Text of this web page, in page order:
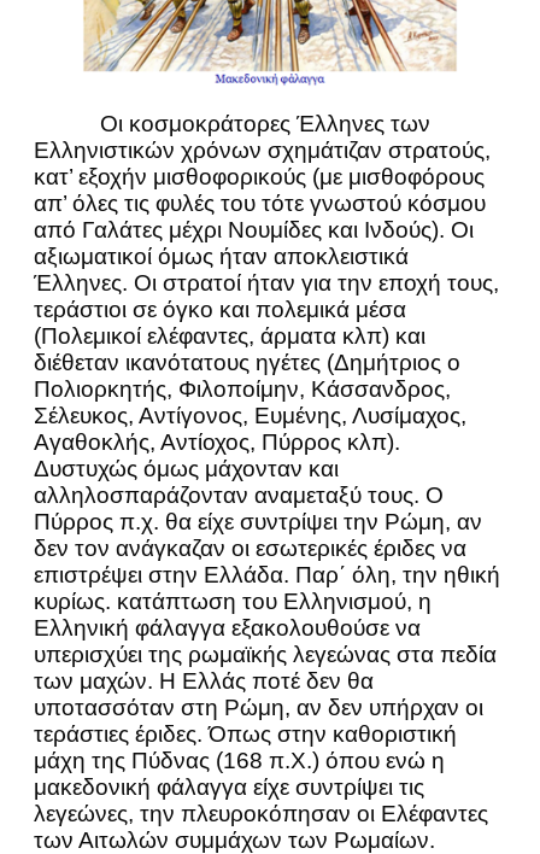
Οι κοσμοκράτορες Έλληνες των
Ελληνιστικών χρόνων σχημάτιζαν στρατούς,
κατ’ εξοχήν μισθοφορικούς (με μισθοφόρους
απ’ όλες τις φυλές του τότε γνωστού κόσμου
από Γαλάτες μέχρι Νουμίδες και Ινδούς). Οι
αξιωματικοί όμως ήταν αποκλειστικά
Έλληνες. Οι στρατοί ήταν για την εποχή τους,
τεράστιοι σε όγκο και πολεμικά μέσα
(Πολεμικοί ελέφαντες, άρματα κλπ) και
διέθεταν ικανότατους ηγέτες (Δημήτριος ο
Πολιορκητής, Φιλοποίμην, Κάσσανδρος,
Σέλευκος, Αντίγονος, Ευμένης, Λυσίμαχος,
Αγαθοκλής, Αντίοχος, Πύρρος κλπ).
Δυστυχώς όμως μάχονταν και
αλληλοσπαράζονταν αναμεταξύ τους. Ο
Πύρρος π.χ. θα είχε συντρίψει την Ρώμη, αν
δεν τον ανάγκαζαν οι εσωτερικές έριδες να
επιστρέψει στην Ελλάδα. Παρ΄ όλη, την ηθική
κυρίως. κατάπτωση του Ελληνισμού, η
Ελληνική φάλαγγα εξακολουθούσε να
υπερισχύει της ρωμαϊκής λεγεώνας στα πεδία
των μαχών. Η Ελλάς ποτέ δεν θα
υποτασσόταν στη Ρώμη, αν δεν υπήρχαν οι
τεράστιες έριδες. Όπως στην καθοριστική
μάχη της Πύδνας (168 π.Χ.) όπου ενώ η
μακεδονική φάλαγγα είχε συντρίψει τις
λεγεώνες, την πλευροκόπησαν οι Ελέφαντες
των Αιτωλών συμμάχων των Ρωμαίων.